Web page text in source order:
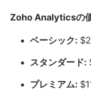
Zoho Analyticsの
ベーシック:
スタンダード:
プレミアム: